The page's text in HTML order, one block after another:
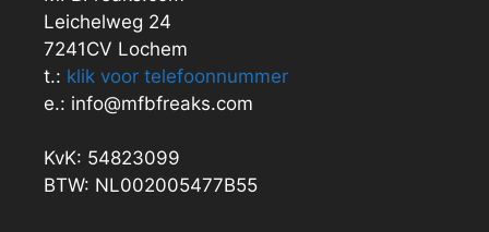
Leichelweg 24
7241CV Lochem
t.: klik voor telefoonnummer
e.: info@mfbfreaks.com
KvK: 54823099
BTW: NL002005477B55